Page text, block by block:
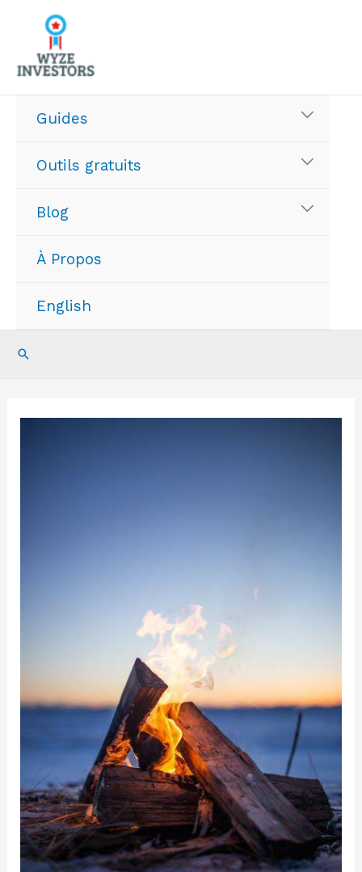
contenu
Guides
Outils gratuits
Blog
À Propos
English
Recherche